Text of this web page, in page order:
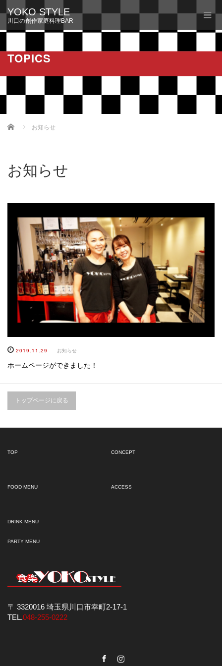
YOKO STYLE
川口の創作家庭料理BAR
TOPICS
Home お知らせ
お知らせ
2019.11.29 お知らせ
ホームページができました！
トップページに戻る
TOP CONCEPT
FOOD MENU
DRINK MENU
PARTY MENU
ACCESS
〒 3320016 埼玉県川口市幸町2-17-1
TEL.048-255-0222